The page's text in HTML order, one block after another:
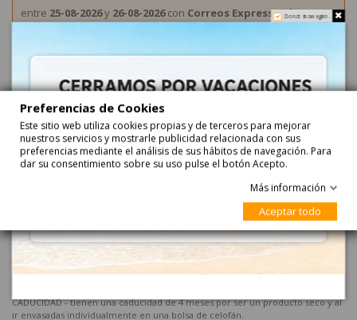
entre 25-08-2026y 26-08-2026con Correos Express Baleares
Descripción
Piruleta Galleta Surtida Halloween personalizable
Piruleta Galleta Calabaza Halloween personalizable son galletas de
mantequilla con base de fondant del color y glasa decorada por encima.
Puedes personalizarla con una pegatina personalizada externa indicando que
CADUCIDAD - tienen una caducidad de 4 meses por ser un producto seco y al
ir envasadas individualmente en una bolsa de celofán.
Do not show again.
Preferencias de Cookies
Este sitio web utiliza cookies propias y de terceros para mejorar
nuestros servicios y mostrarle publicidad relacionada con sus
preferencias mediante el análisis de sus hábitos de navegación. Para
dar su consentimiento sobre su uso pulse el botón Acepto.
Más información
Aceptar todo